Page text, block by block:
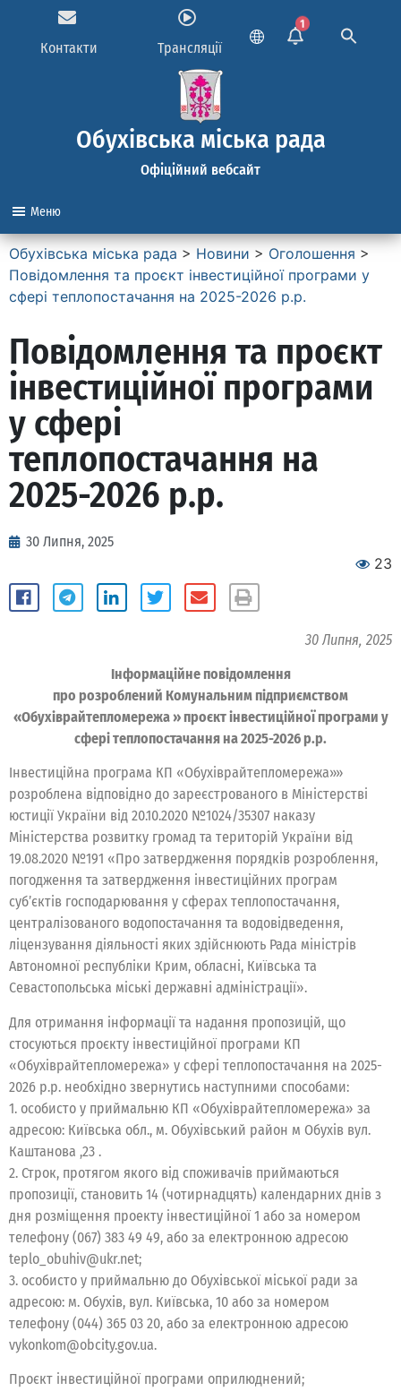
Контакти Трансляції
1
Обухівська міська рада
Офіційний вебсайт
Меню
Обухівська міська рада > Новини > Оголошення >
Повідомлення та проєкт інвестиційної програми у
сфері теплопостачання на 2025-2026 р.р.
Повідомлення та проєкт
інвестиційної програми
у сфері
теплопостачання на
2025-2026 р.р.
30 Липня, 2025
23
30 Липня, 2025
Інформаційне повідомлення
про розроблений Комунальним підприємством
«Обухіврайтепломережа » проєкт інвестиційної програми у
сфері теплопостачання на 2025-2026 р.р.
Інвестиційна програма КП «Обухіврайтепломережа»»
розроблена відповідно до зареєстрованого в Міністерстві
юстиції України від 20.10.2020 №1024/35307 наказу
Міністерства розвитку громад та територій України від
19.08.2020 №191 «Про затвердження порядків розроблення,
погодження та затвердження інвестиційних програм
суб’єктів господарювання у сферах теплопостачання,
централізованого водопостачання та водовідведення,
ліцензування діяльності яких здійснюють Рада міністрів
Автономної республіки Крим, обласні, Київська та
Севастопольська міські державні адміністрації».
Для отримання інформації та надання пропозицій, що
стосуються проєкту інвестиційної програми КП
«Обухіврайтепломережа» у сфері теплопостачання на 2025-
2026 р.р. необхідно звернутись наступними способами:
1. особисто у приймальню КП «Обухіврайтепломережа» за
адресою: Київська обл., м. Обухівський район м Обухів вул.
Каштанова ,23 .
2. Строк, протягом якого від споживачів приймаються
пропозиції, становить 14 (чотирнадцять) календарних днів з
дня розміщення проекту інвестиційної 1 або за номером
телефону (067) 383 49 49, або за електронною адресою
teplo_obuhiv@ukr.net;
3. особисто у приймальню до Обухівської міської ради за
адресою: м. Обухів, вул. Київська, 10 або за номером
телефону (044) 365 03 20, або за електронною адресою
vykonkom@obcity.gov.ua.
Проєкт інвестиційної програми оприлюднений;